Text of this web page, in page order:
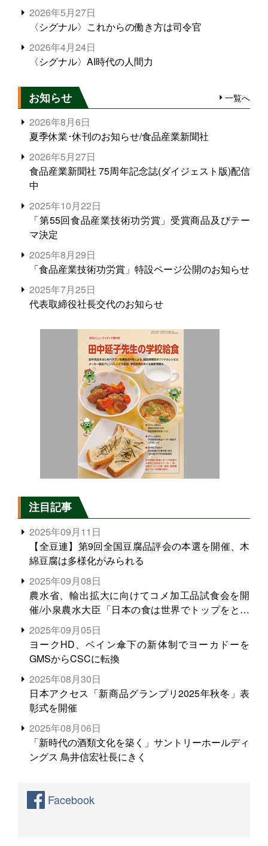
2026年5月27日
〈シグナル〉これからの働き方は司令官
2026年4月24日
〈シグナル〉AI時代の人間力
お知らせ 一覧へ
2026年8月6日
夏季休業･休刊のお知らせ/食品産業新聞社
2026年5月27日
食品産業新聞社 75周年記念誌(ダイジェスト版)配信
中
2025年10月22日
「第55回食品産業技術功労賞」受賞商品及びテー
マ決定
2025年8月29日
「食品産業技術功労賞」特設ページ公開のお知らせ
2025年7月25日
代表取締役社長交代のお知らせ
注目記事
2025年09月11日
【全豆連】第9回全国豆腐品評会の本選を開催、木
綿豆腐は多様化がみられる
2025年09月08日
農水省、輸出拡大に向けてコメ加工品試食会を開
催/小泉農水大臣「日本の食は世界でトップをとれ
る。米増産に向けて、米輸出需要の拡大を」
2025年09月05日
ヨークHD、ベイン傘下の新体制でヨーカドーを
GMSからCSCに転換
2025年08月30日
日本アクセス「新商品グランプリ2025年秋冬」表
彰式を開催
2025年08月06日
「新時代の酒類文化を築く」サントリーホールディ
ングス 鳥井信宏社長にきく
Facebook